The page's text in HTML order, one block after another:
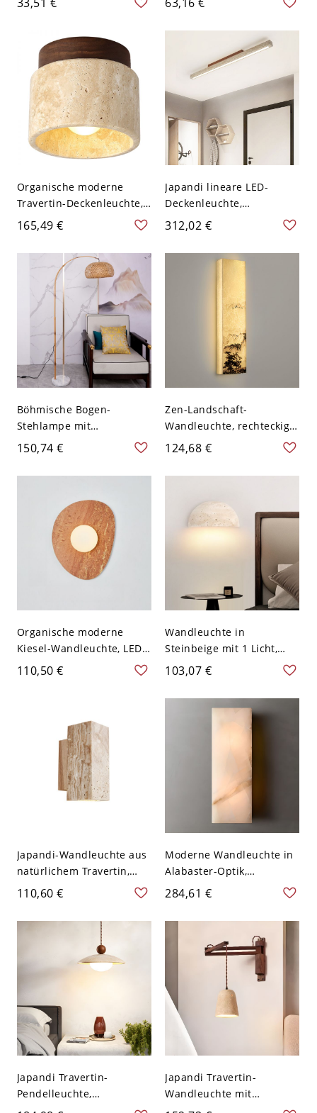
für Restaurant - 110V-
Pendulum Pendant
Fixture for Dining Room -
Weiß 110V-120V
Organische moderne
Travertin-Deckenleuchte,
Japandi-Deckenlampe aus
massivem Holz in
Zylinderform für den
Eingangsbereich - 110V-
120V 12,7 cm Walnuss
Farbe
165,49 €
Japandi lineare LED-
Deckenleuchte,
minimalistische
Deckenbalkenlampe aus
Travertin oder Walnuss -
312,02 €
Böhmische Bogen-
Stehlampe mit
geflochtenem
Rattanschirm und
Marmorsockel - 110V-120V
150,74 €
Zen-Landschaft-
Wandleuchte, rechteckige
Kunstleuchte in Faux-
Steinoptik mit
Ambientebeleuchtung für
Dreistufiges Dimmen
124,68 €
Organische moderne
Kiesel-Wandleuchte, LED-
Leuchte in Steinoptik für
warmes, stimmungsvolles
110,50 €
Wandleuchte in
Steinbeige mit 1 Licht,
Abdeckung nach unten,
geometrischer Fassung, 3.
Stufe, 110–120 V
103,07 €
Japandi-Wandleuchte aus
natürlichem Travertin,
minimalistisches Stein- &
Holzdesign mit warmem,
indirektem Downlight -
110V-120V 16,51 cm
110,60 €
Moderne Wandleuchte in
Alabaster-Optik,
wasserdichte LED-
Außenleuchte mit
Steintextur - 45,72 cm
284,61 €
Japandi Travertin-
Pendelleuchte,
Hängelampe aus
Japandi Travertin-
Wandleuchte mit
schwenkbarem